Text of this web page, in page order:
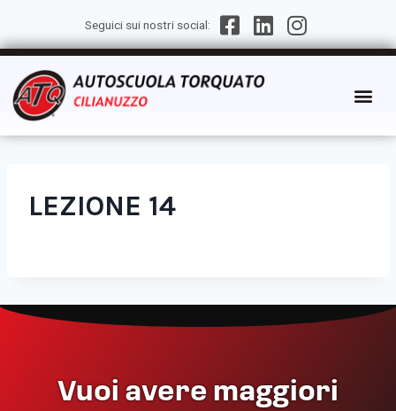
Seguici sui nostri social:
LEZIONE 14
Vuoi avere maggiori